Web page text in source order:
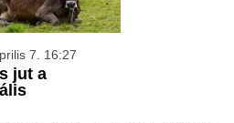
7. 16:27
jut a